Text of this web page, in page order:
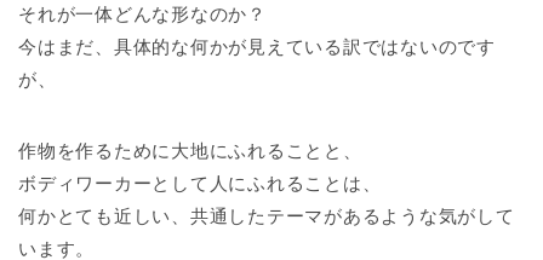
それが一体どんな形なのか？
今はまだ、具体的な何かが見えている訳ではないのです
が、
作物を作るために大地にふれることと、
ボディワーカーとして人にふれることは、
何かとても近しい、共通したテーマがあるような気がして
います。